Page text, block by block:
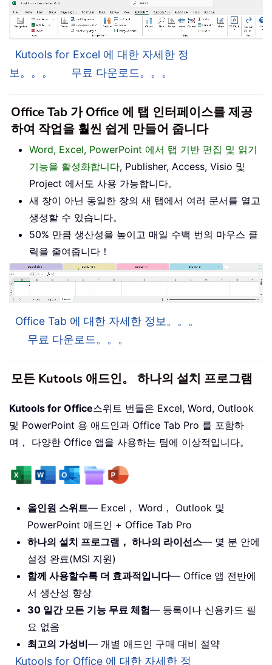
Kutools for Excel 에 대한 자세한 정
보。。。
무료 다운로드。。。
Office Tab 가 Office 에 탭 인터페이스를 제공
하여 작업을 훨씬 쉽게 만들어 줍니다
Word, Excel, PowerPoint 에서 탭 기반 편집 및 읽기
기능을 활성화합니다, Publisher, Access, Visio 및
Project 에서도 사용 가능합니다。
새 창이 아닌 동일한 창의 새 탭에서 여러 문서를 열고
생성할 수 있습니다。
50% 만큼 생산성을 높이고 매일 수백 번의 마우스 클
릭을 줄여줍니다！
Office Tab 에 대한 자세한 정보。。。
무료 다운로드。。。
모든 Kutools 애드인。 하나의 설치 프로그램
Kutools for Office스위트 번들은 Excel, Word, Outlook
및 PowerPoint 용 애드인과 Office Tab Pro 를 포함하
며， 다양한 Office 앱을 사용하는 팀에 이상적입니다。
올인원 스위트— Excel， Word， Outlook 및
PowerPoint 애드인 + Office Tab Pro
하나의 설치 프로그램， 하나의 라이선스— 몇 분 안에
설정 완료(MSI 지원)
함께 사용할수록 더 효과적입니다— Office 앱 전반에
서 생산성 향상
30 일간 모든 기능 무료 체험— 등록이나 신용카드 필
요 없음
최고의 가성비— 개별 애드인 구매 대비 절약
Kutools for Office 에 대한 자세한 정